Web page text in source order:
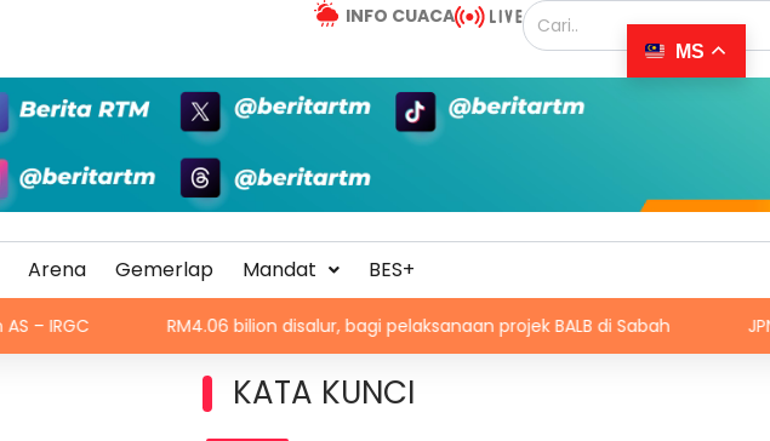
INFO CUACA
Arena Gemerlap Mandat BES+
RM4.06 bilion disalur, bagi pelaksanaan projek BALB di Sabah JPN tidak
KATA KUNCI
MS